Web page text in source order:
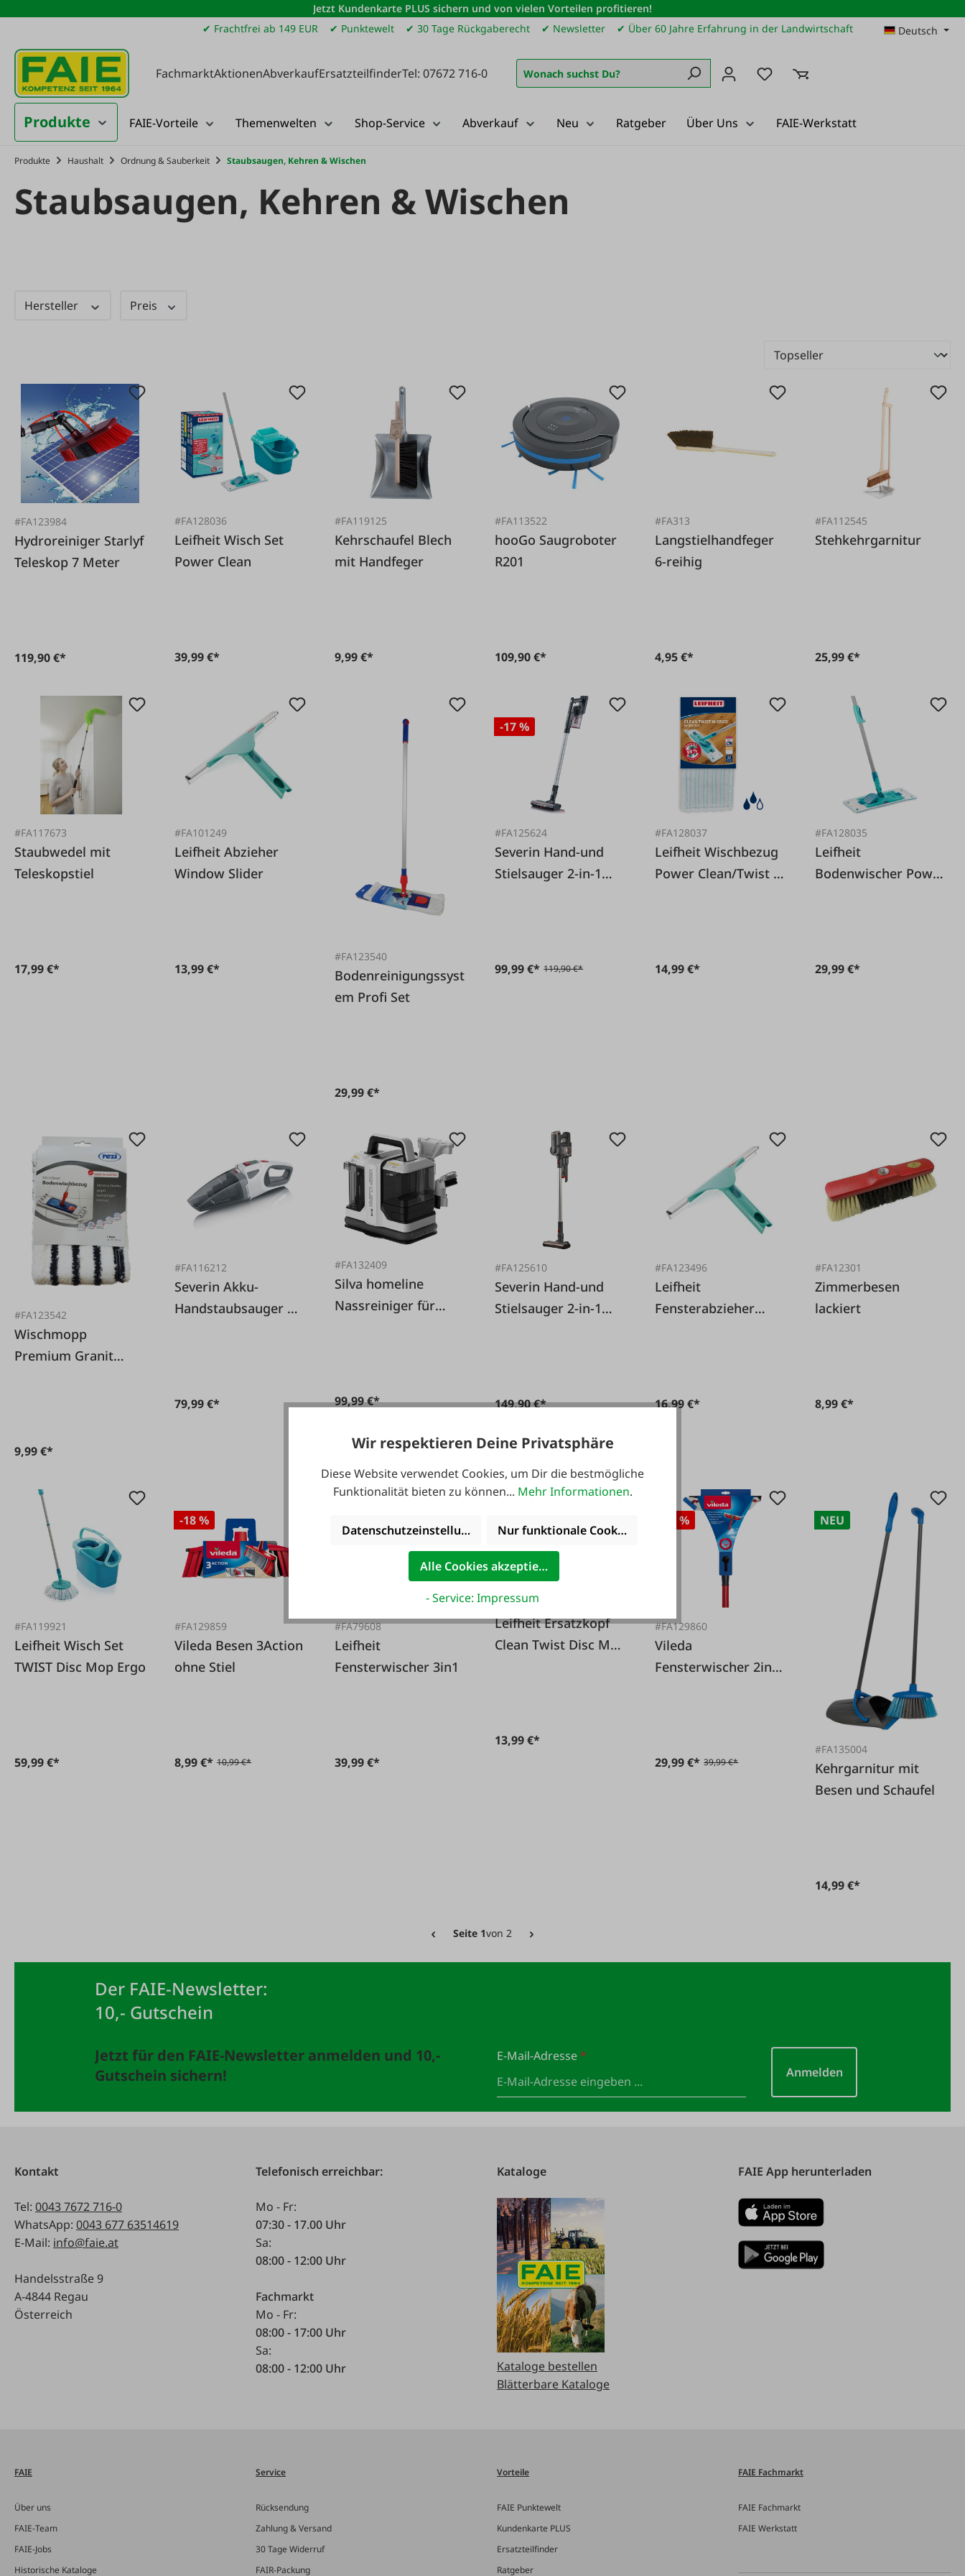
Hauptinhalt springen
Zur Suche springen
Zur Hauptnavigation springen
Jetzt Kundenkarte PLUS sichern und von vielen Vorteilen profitieren!
✔ Frachtfrei ab 149 EUR
✔ Punktewelt ✔ 30 Tage Rückgaberecht ✔ Newsletter ✔ Über 60 Jahre Erfahrung in der Landwirtschaft Deutsch
FachmarktAktionenAbverkaufErsatzteilfinderTel: 07672 716-0 Du hast 0 Produkte auf dem
Produkte FAIE-Vorteile Themenwelten Shop-Service Abverkauf Neu Ratgeber Über Uns FAIE-Werkstatt
Produkte Haushalt Ordnung & Sauberkeit Staubsaugen, Kehren & Wischen
Staubsaugen, Kehren & Wischen
Hersteller Preis
#FA123984
Hydroreiniger Starlyf
Teleskop 7 Meter
119,90 €*
#FA128036
Leifheit Wisch Set
Power Clean
39,99 €*
#FA119125
Kehrschaufel Blech
mit Handfeger
9,99 €*
#FA113522
hooGo Saugroboter
R201
109,90 €*
#FA313
Langstielhandfeger
6-reihig
4,95 €*
#FA112545
Stehkehrgarnitur
25,99 €*
#FA117673
Staubwedel mit
Teleskopstiel
17,99 €*
#FA101249
Leifheit Abzieher
Window Slider
13,99 €*
#FA123540
Bodenreinigungssyst
em Profi Set
29,99 €*
-17 %
#FA125624
Severin Hand-und
Stielsauger 2-in-1
99,99 €* 119,90 €*
#FA128037
Leifheit Wischbezug
Power Clean/Twist M
14,99 €*
#FA128035
Leifheit
Bodenwischer Power
29,99 €*
#FA123542
Wischmopp
Premium Granit
9,99 €*
#FA116212
Severin Akku-
Handstaubsauger HV
79,99 €*
#FA132409
Silva homeline
Nassreiniger für
99,99 €*
#FA125610
Severin Hand-und
Stielsauger 2-in-1
149,90 €*
#FA123496
Leifheit
Fensterabzieher
16,99 €*
#FA12301
Zimmerbesen
lackiert
8,99 €*
#FA119921
Leifheit Wisch Set
TWIST Disc Mop Ergo
59,99 €*
-18 %
#FA129859
Vileda Besen 3Action
ohne Stiel
8,99 €* 10,99 €*
#FA79608
Leifheit
Fensterwischer 3in1
39,99 €*
#FA119922
Leifheit Ersatzkopf
Clean Twist Disc Mop
13,99 €*
-25 %
#FA129860
Vileda
Fensterwischer 2in1
29,99 €* 39,99 €*
NEU
#FA135004
Kehrgarnitur mit
Besen und Schaufel
14,99 €*
Seite 1von 2
Der FAIE-Newsletter:
10,- Gutschein
Jetzt für den FAIE-Newsletter anmelden und 10,-
Gutschein sichern!
E-Mail-Adresse*
Anmelden
Kontakt
Tel: 0043 7672 716-0
WhatsApp: 0043 677 63514619
E-Mail: info@faie.at
Handelsstraße 9
A-4844 Regau
Österreich
Telefonisch erreichbar:
Mo - Fr:
07:30 - 17.00 Uhr
Sa:
08:00 - 12:00 Uhr
Fachmarkt
Mo - Fr:
08:00 - 17:00 Uhr
Sa:
08:00 - 12:00 Uhr
Kataloge
Kataloge bestellen
Blätterbare Kataloge
FAIE App herunterladen
FAIE
Über uns
FAIE-Team
FAIE-Jobs
Historische Kataloge
Service
Rücksendung
Zahlung & Versand
30 Tage Widerruf
FAIR-Packung
Vorteile
FAIE Punktewelt
Kundenkarte PLUS
Ersatzteilfinder
Ratgeber
FAIE Fachmarkt
FAIE Fachmarkt
FAIE Werkstatt
Wir respektieren Deine Privatsphäre
Diese Website verwendet Cookies, um Dir die bestmögliche
Funktionalität bieten zu können... Mehr Informationen.
Datenschutzeinstellungen Nur funktionale Cookies akzeptieren
Alle Cookies akzeptieren
- Service: Impressum